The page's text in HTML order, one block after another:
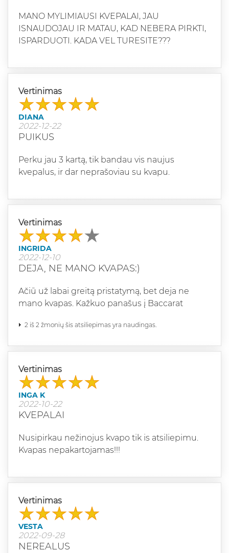
MANO MYLIMIAUSI KVEPALAI, JAU
ISNAUDOJAU IR MATAU, KAD NEBERA PIRKTI,
ISPARDUOTI. KADA VEL TURESITE???
Vertinimas
DIANA
2022-12-22
PUIKUS
Perku jau 3 kartą, tik bandau vis naujus
kvepalus, ir dar neprašoviau su kvapu.
Vertinimas
INGRIDA
2022-12-10
DEJA, NE MANO KVAPAS:)
Ačiū už labai greitą pristatymą, bet deja ne
mano kvapas. Kažkuo panašus į Baccarat
2 iš 2 žmonių šis atsiliepimas yra naudingas.
Vertinimas
INGA K
2022-10-22
KVEPALAI
Nusipirkau nežinojus kvapo tik is atsiliepimu.
Kvapas nepakartojamas!!!
Vertinimas
VESTA
2022-09-28
NEREALUS